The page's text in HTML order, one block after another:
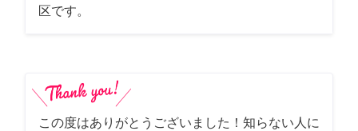
区です。
この度はありがとうございました！知らない人に